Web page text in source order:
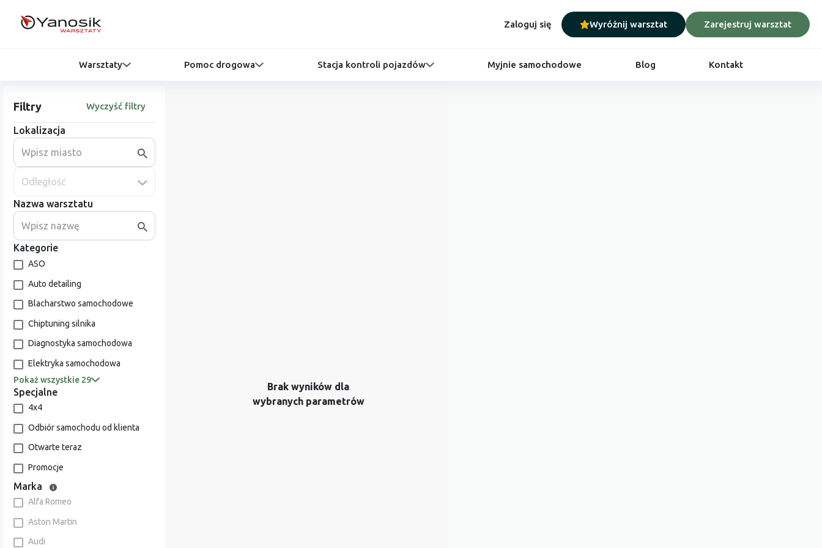
Zaloguj się Wyróżnij warsztat Zarejestruj warsztat
Warsztaty Pomoc drogowa Stacja kontroli pojazdów Myjnie samochodowe Blog Kontakt
Filtry Wyczyść filtry
Lokalizacja
Odległość
Nazwa warsztatu
Kategorie
ASO
Auto detailing
Blacharstwo samochodowe
Chiptuning silnika
Diagnostyka samochodowa
Elektryka samochodowa
Pokaż wszystkie 29
Specjalne
4x4
Odbiór samochodu od klienta
Otwarte teraz
Promocje
Marka
Alfa Romeo
Aston Martin
Audi
Brak wyników dla
wybranych parametrów